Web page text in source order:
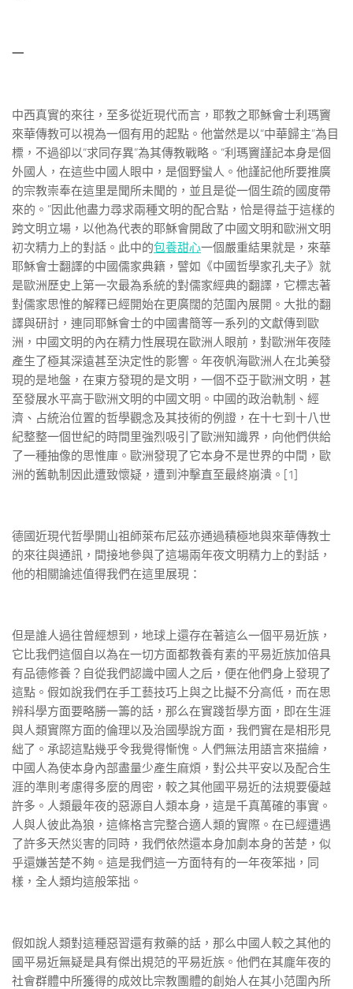
一
中西真實的來往，至多從近現代而言，耶教之耶穌會士利瑪竇
來華傳教可以視為一個有用的起點。他當然是以“中華歸主”為目
標，不過卻以“求同存異”為其傳教戰略。“利瑪竇謹記本身是個
外國人，在這些中國人眼中，是個野蠻人。他謹記他所要推廣
的宗教崇奉在這里是聞所未聞的，並且是從一個生疏的國度帶
來的。”因此他盡力尋求兩種文明的配合點，恰是得益于這樣的
跨文明立場，以他為代表的耶穌會開啟了中國文明和歐洲文明
初次精力上的對話。此中的包養甜心一個嚴重結果就是，來華
耶穌會士翻譯的中國儒家典籍，譬如《中國哲學家孔夫子》就
是歐洲歷史上第一次最為系統的對儒家經典的翻譯，它標志著
對儒家思惟的解釋已經開始在更廣闊的范圍內展開。大批的翻
譯與研討，連同耶穌會士的中國書簡等一系列的文獻傳到歐
洲，中國文明的內在精力性展現在歐洲人眼前，對歐洲年夜陸
產生了極其深遠甚至決定性的影響。年夜帆海歐洲人在北美發
現的是地盤，在東方發現的是文明，一個不亞于歐洲文明，甚
至發展水平高于歐洲文明的中國文明。中國的政治軌制、經
濟、占統治位置的哲學觀念及其技術的例證，在十七到十八世
紀整整一個世紀的時間里強烈吸引了歐洲知識界，向他們供給
了一種抽像的思惟庫。歐洲發現了它本身不是世界的中間，歐
洲的舊軌制因此遭致懷疑，遭到沖擊直至最終崩潰。[1]
德國近現代哲學開山祖師萊布尼茲亦通過積極地與來華傳教士
的來往與通訊，間接地參與了這場兩年夜文明精力上的對話，
他的相關論述值得我們在這里展現：
但是誰人過往曾經想到，地球上還存在著這么一個平易近族，
它比我們這個自以為在一切方面都教養有素的平易近族加倍具
有品德修養？自從我們認識中國人之后，便在他們身上發現了
這點。假如說我們在手工藝技巧上與之比擬不分高低，而在思
辨科學方面要略勝一籌的話，那么在實踐哲學方面，即在生涯
與人類實際方面的倫理以及治國學說方面，我們實在是相形見
絀了。承認這點幾乎令我覺得慚愧。人們無法用語言來描繪，
中國人為使本身內部盡量少產生麻煩，對公共平安以及配合生
涯的準則考慮得多麼的周密，較之其他國平易近的法規要優越
許多。人類最年夜的惡源自人類本身，這是千真萬確的事實。
人與人彼此為狼，這條格言完整合適人類的實際。在已經遭遇
了許多天然災害的同時，我們依然還本身加劇本身的苦楚，似
乎還嫌苦楚不夠。這是我們這一方面特有的一年夜笨拙，同
樣，全人類均這般笨拙。
假如說人類對這種惡習還有救藥的話，那么中國人較之其他的
國平易近無疑是具有傑出規范的平易近族。他們在其龐年夜的
社會群體中所獲得的成效比宗教團體的創始人在其小范圍內所